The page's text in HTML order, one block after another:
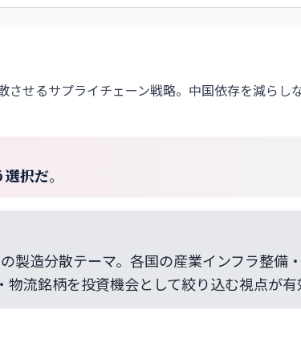
せるサプライチェーン戦略。中国依存を減らし
択だ。
製造分散テーマ。各国の産業インフラ整備
流銘柄を投資機会として絞り込む視点が有